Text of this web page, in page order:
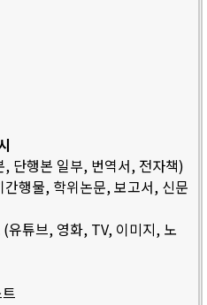
단행본 일부, 번역서, 전자책)
행물, 학위논문, 보고서, 신문
유튜브, 영화, TV, 이미지, 노